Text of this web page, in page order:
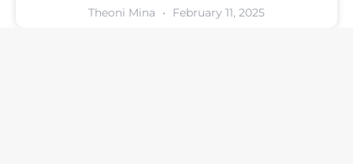
Theoni Mina February 11, 2025